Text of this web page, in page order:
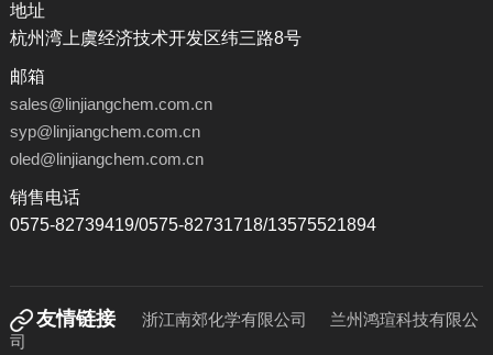
地址
杭州湾上虞经济技术开发区纬三路8号
邮箱
sales@linjiangchem.com.cn
syp@linjiangchem.com.cn
oled@linjiangchem.com.cn
销售电话
0575-82739419/0575-82731718/13575521894
友情链接 浙江南郊化学有限公司
兰州鸿瑄科技有限公
司